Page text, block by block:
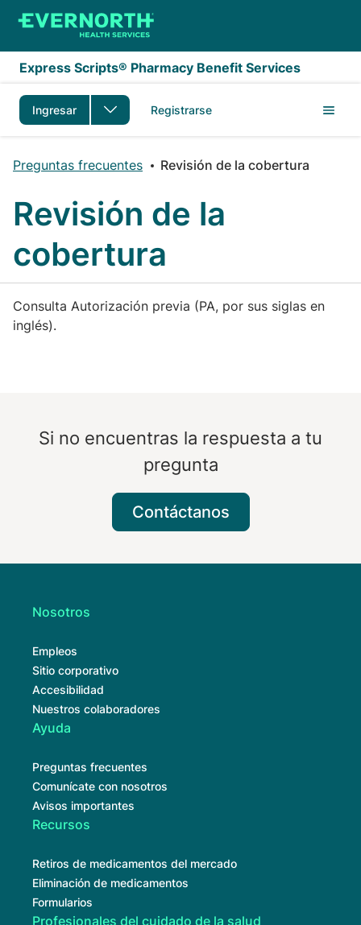
Saltar al contenido principal
Express Scripts® Pharmacy Benefit Services
Ingresar Registrarse
Preguntas frecuentes Revisión de la cobertura
Revisión de la
cobertura
Consulta Autorización previa (PA, por sus siglas en
inglés).
Si no encuentras la respuesta a tu
pregunta
Contáctanos
Nosotros
Empleos
Sitio corporativo
Accesibilidad
Nuestros colaboradores
Ayuda
Preguntas frecuentes
Comunícate con nosotros
Avisos importantes
Recursos
Retiros de medicamentos del mercado
Eliminación de medicamentos
Formularios
Profesionales del cuidado de la salud